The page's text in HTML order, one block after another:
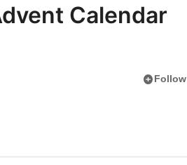
Calendar
add_circleFollow